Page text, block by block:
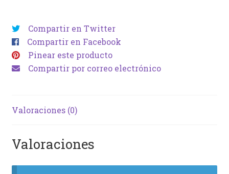
Compartir en Twitter
Compartir en Facebook
Pinear este producto
Compartir por correo electrónico
Valoraciones (0)
Valoraciones